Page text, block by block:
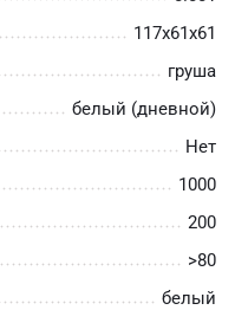
117х61х61
груша
белый (дневной)
Нет
1000
200
>80
белый